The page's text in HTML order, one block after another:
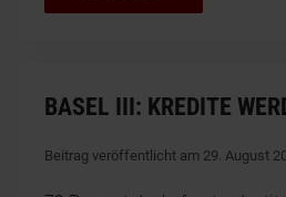
BASEL III: KREDITE
Beitrag veröffentlicht am 29. August